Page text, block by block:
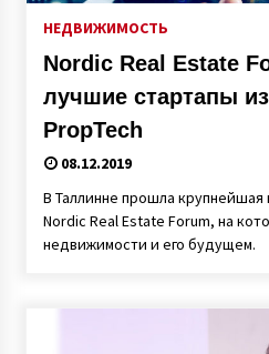
НЕДВИЖИМОСТЬ
Nordic Real Estate
лучшие стартапы
PropTech
08.12.2019
В Таллинне прошла
Nordic Real Estate Forum, на
недвижимости и его будущем.